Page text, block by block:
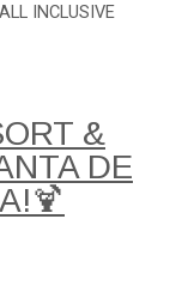
INCLUSIVE
&
DE